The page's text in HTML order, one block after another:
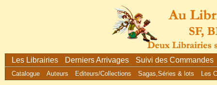
Les Librairies Derniers Arrivages Suivi des Commandes
Catalogue Auteurs Editeurs/Collections Sagas,Séries & lots Les